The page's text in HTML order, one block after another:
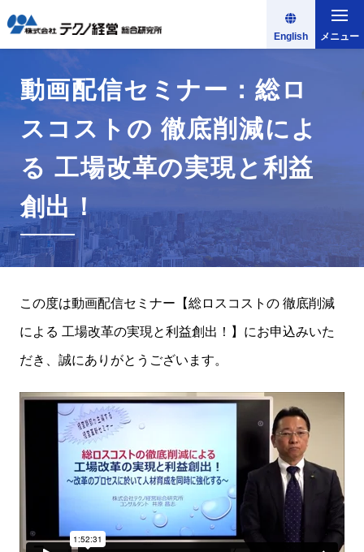
English メニュー
動画配信セミナー：総ロ
スコストの 徹底削減によ
る 工場改革の実現と利益
創出！
この度は動画配信セミナー【総ロスコストの 徹底削減
による 工場改革の実現と利益創出！】にお申込みいた
だき、誠にありがとうございます。